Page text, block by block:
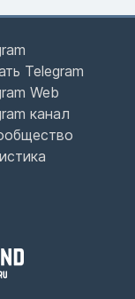
Telegram
Web
канал